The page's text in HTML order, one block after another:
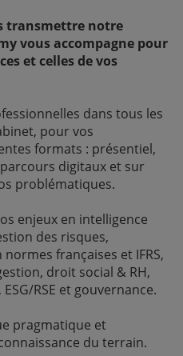
transmettre notre
vous accompagne pour
et celles de vos
dans tous les
pour vos
formats : présentiel,
digitaux et sur
problématiques.
enjeux en intelligence
des risques,
françaises et IFRS,
droit social & RH,
RSE et gouvernance.
pragmatique et
du terrain.